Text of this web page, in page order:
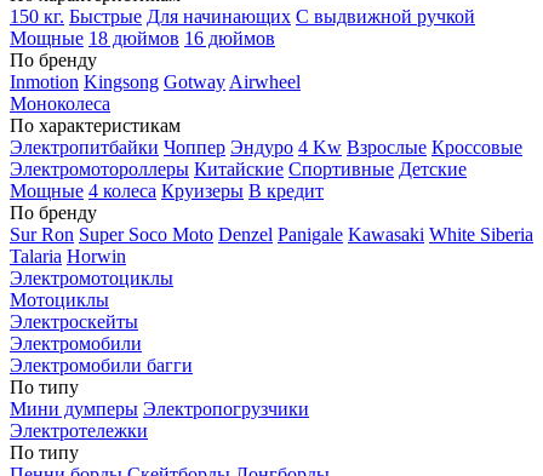
150 кг. Быстрые Для начинающих С выдвижной ручкой
Мощные 18 дюймов 16 дюймов
По бренду
Inmotion Kingsong Gotway Airwheel
Моноколеса
По характеристикам
Электропитбайки Чоппер Эндуро 4 Kw Взрослые Кроссовые
Электромотороллеры Китайские Спортивные Детские
Мощные 4 колеса Круизеры В кредит
По бренду
Sur Ron Super Soco Moto Denzel Panigale Kawasaki White Siberia
Talaria Horwin
Электромотоциклы
Мотоциклы
Электроскейты
Электромобили
Электромобили багги
По типу
Мини думперы Электропогрузчики
Электротележки
По типу